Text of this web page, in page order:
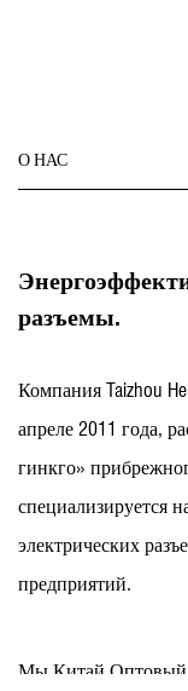
О НАС
разъемы.
Компания Taizhou
апреле 2011 года,
гинкго»
специализируется
электрических
предприятий.
Мы Китай Оптовый